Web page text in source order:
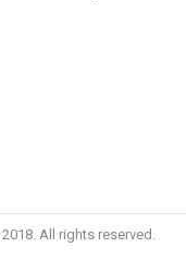
2018. All rights reserved.